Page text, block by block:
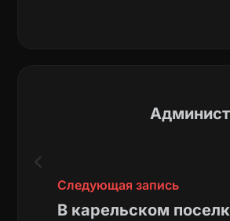
Следующая запись
В карельском